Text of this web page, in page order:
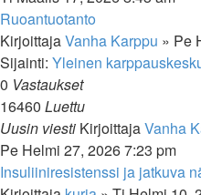
Ruoantuotanto
KirjoittajaVanha Karppu » Pe
Sijainti: Yleinen
0 Vastaukset
16460 Luettu
Uusin viesti KirjoittajaVanha
Pe Helmi 27, 2026 7:23 pm
Insuliiniresistenssi ja jatkuva